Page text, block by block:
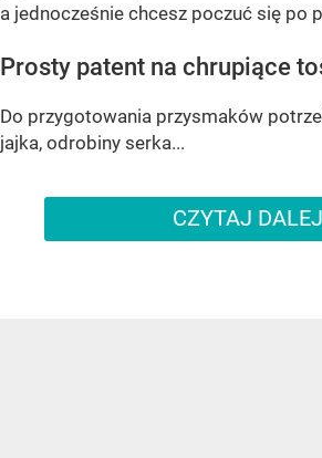
a jednocześnie chcesz poczuć się po
Prosty patent na chrupiące
Do przygotowania przysmaków
jajka, odrobiny serka...
CZYTAJ DALEJ